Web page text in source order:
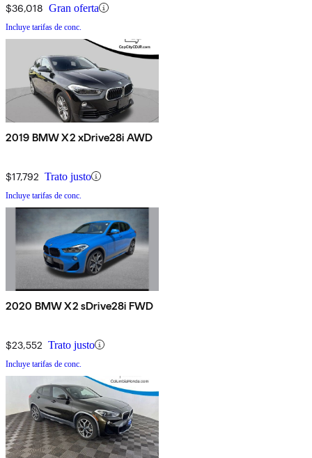
$36,018 Gran oferta
Incluye tarifas de conc.
2019 BMW X2 xDrive28i AWD
$17,792 Trato justo
Incluye tarifas de conc.
2020 BMW X2 sDrive28i FWD
$23,552 Trato justo
Incluye tarifas de conc.